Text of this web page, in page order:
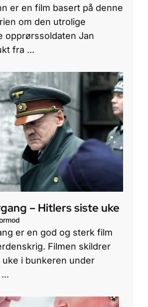
er en film basert på denne
om den utrolige
opprørssoldaten Jan
fra ...
– Hitlers siste uke
er en god og sterk film
Filmen skildrer
uke i bunkeren under